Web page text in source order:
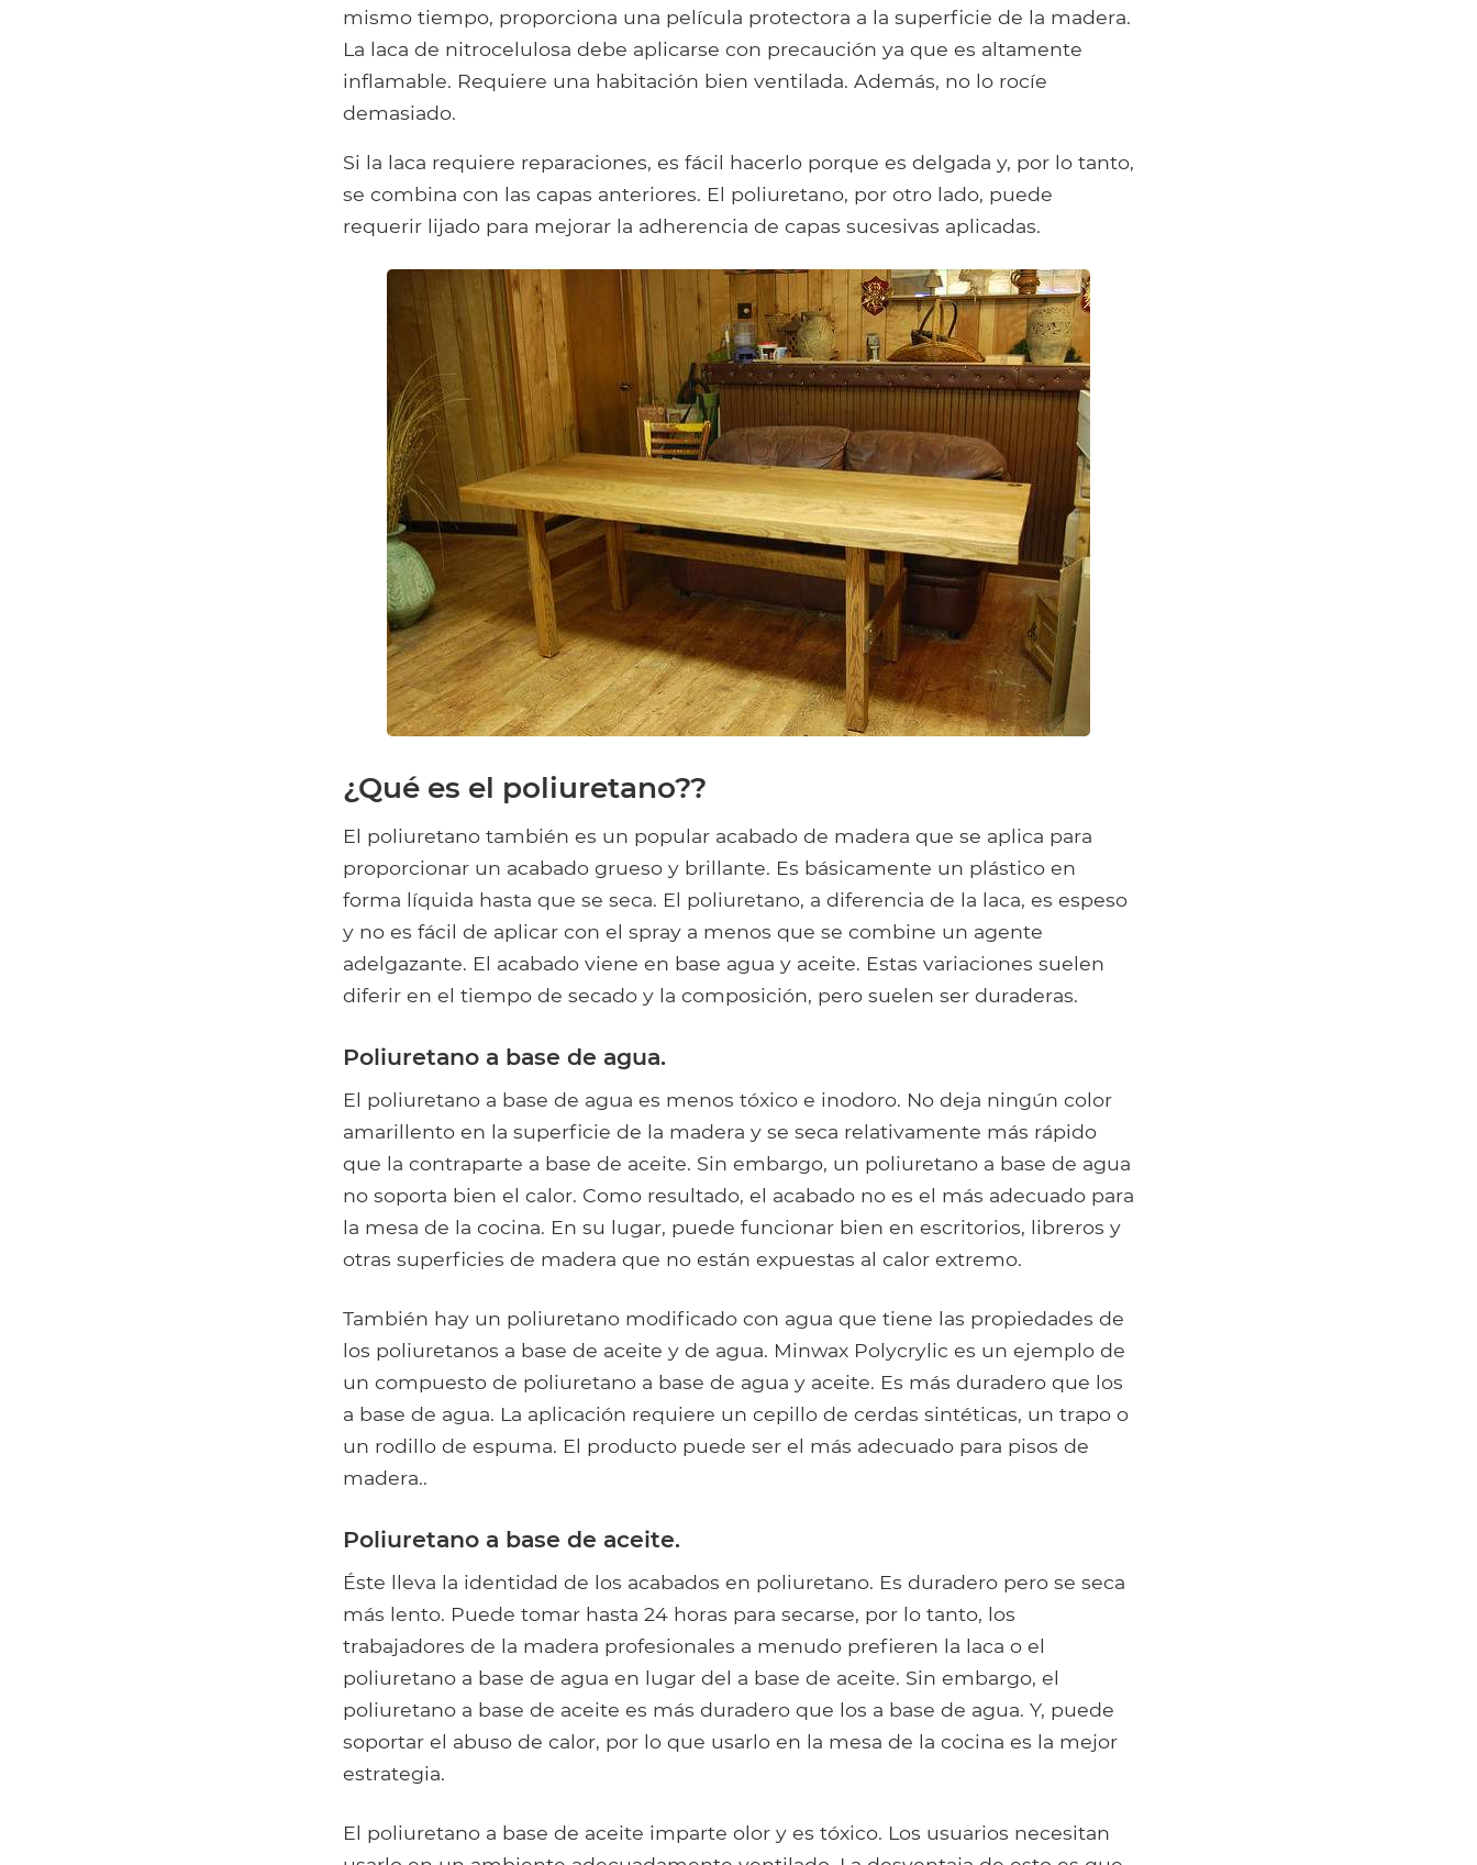
mismo tiempo, proporciona una película protectora a la superficie de la madera.
La laca de nitrocelulosa debe aplicarse con precaución ya que es altamente
inflamable. Requiere una habitación bien ventilada. Además, no lo rocíe
demasiado.
Si la laca requiere reparaciones, es fácil hacerlo porque es delgada y, por lo tanto,
se combina con las capas anteriores. El poliuretano, por otro lado, puede
requerir lijado para mejorar la adherencia de capas sucesivas aplicadas.
¿Qué es el poliuretano??
El poliuretano también es un popular acabado de madera que se aplica para
proporcionar un acabado grueso y brillante. Es básicamente un plástico en
forma líquida hasta que se seca. El poliuretano, a diferencia de la laca, es espeso
y no es fácil de aplicar con el spray a menos que se combine un agente
adelgazante. El acabado viene en base agua y aceite. Estas variaciones suelen
diferir en el tiempo de secado y la composición, pero suelen ser duraderas.
Poliuretano a base de agua.
El poliuretano a base de agua es menos tóxico e inodoro. No deja ningún color
amarillento en la superficie de la madera y se seca relativamente más rápido
que la contraparte a base de aceite. Sin embargo, un poliuretano a base de agua
no soporta bien el calor. Como resultado, el acabado no es el más adecuado para
la mesa de la cocina. En su lugar, puede funcionar bien en escritorios, libreros y
otras superficies de madera que no están expuestas al calor extremo.
También hay un poliuretano modificado con agua que tiene las propiedades de
los poliuretanos a base de aceite y de agua. Minwax Polycrylic es un ejemplo de
un compuesto de poliuretano a base de agua y aceite. Es más duradero que los
a base de agua. La aplicación requiere un cepillo de cerdas sintéticas, un trapo o
un rodillo de espuma. El producto puede ser el más adecuado para pisos de
madera..
Poliuretano a base de aceite.
Éste lleva la identidad de los acabados en poliuretano. Es duradero pero se seca
más lento. Puede tomar hasta 24 horas para secarse, por lo tanto, los
trabajadores de la madera profesionales a menudo prefieren la laca o el
poliuretano a base de agua en lugar del a base de aceite. Sin embargo, el
poliuretano a base de aceite es más duradero que los a base de agua. Y, puede
soportar el abuso de calor, por lo que usarlo en la mesa de la cocina es la mejor
estrategia.
El poliuretano a base de aceite imparte olor y es tóxico. Los usuarios necesitan